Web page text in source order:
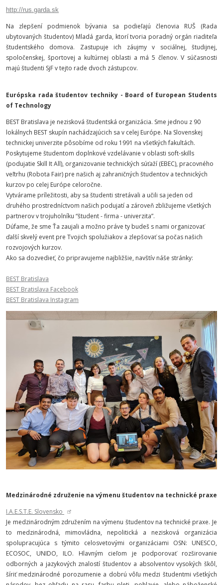
http://rus.garda.sk
Na zlepšení podmienok bývania sa podieľajú členovia RUŠ (Rada
ubytovaných študentov) Mladá garda, ktorí tvoria poradný orgán riaditeľa
študentského domova. Zastupuje ich záujmy v sociálnej, študijnej,
spoločenskej, športovej a kultúrnej oblasti a má 5 členov. V súčasnosti
majú študenti SjF v tejto rade dvoch zástupcov.
Európska rada študentov techniky - Board of European Students
of Technology
BEST Bratislava je nezisková študentská organizácia. Sme jednou z 90
lokálnych BEST skupín nachádzajúcich sa v celej Európe. Na Slovenskej
technickej univerzite pôsobíme od roku 1991 na všetkých fakultách.
Poskytujeme študentom doplnkové vzdelávanie v oblasti soft-skills
(podujatie Skill It All), organizovanie technických súťaží (EBEC), pracovného
veľtrhu (Robota Fair) pre našich aj zahraničných študentov a technických
kurzov po celej Európe celoročne.
Vytvárame príležitosti, aby sa študenti stretávali a učili sa jeden od
druhého prostredníctvom našich podujatí a zároveň zbližujeme všetkých
partnerov v trojuholníku “študent - firma - univerzita”.
Dúfame, že sme Ťa zaujali a možno práve ty budeš s nami organizovať
ďalší skvelý event pre Tvojich spolužiakov a zlepšovať sa počas našich
rozvojových kurzov.
Ako sa dozvedieť, čo pripravujeme najbližšie, navštív náše stránky:
BEST Bratislava
BEST Bratislava Facebook
BEST Bratislava Instagram
Medzinárodné združenie na výmenu študentov na technické praxe
I.A.E.S.T.E. Slovensko
Je medzinárodným združením na výmenu študentov na technické praxe. Je
to medzinárodná, mimovládna, nepolitická a nezisková organizácia
spolupracujúca s týmito celosvetovými organizáciami OSN: UNESCO,
ECOSOC, UNIDO, ILO. Hlavným cieľom je podporovať rozširovanie
odborných a jazykových znalostí študentov a absolventov vysokých škôl,
šíriť medzinárodné porozumenie a dobrú vôľu medzi študentmi všetkých